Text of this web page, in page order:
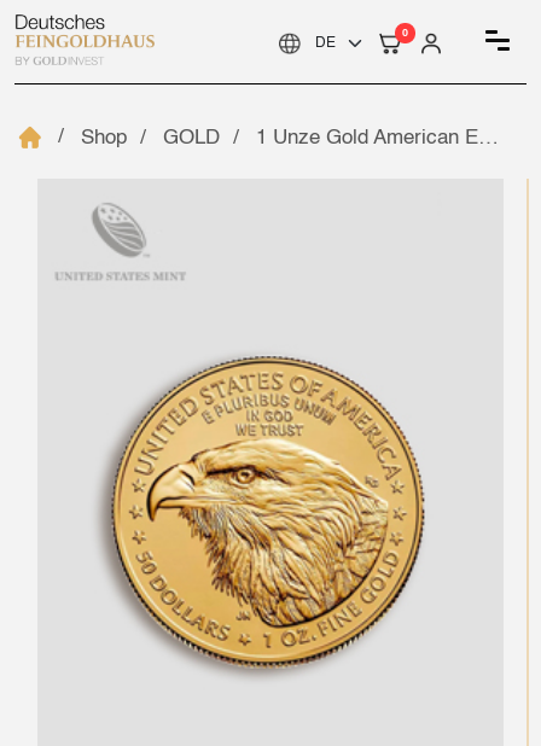
0
Shop GOLD 1 Unze Gold American Eagle New – U.S. Mint